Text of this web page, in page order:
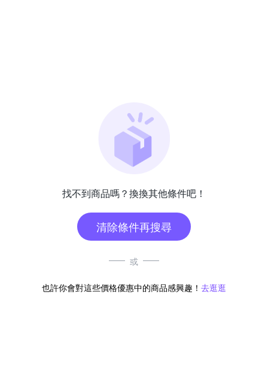
找不到商品嗎？換換其他條件吧！
清除條件再搜尋
或
也許你會對這些價格優惠中的商品感興趣！ 去逛逛